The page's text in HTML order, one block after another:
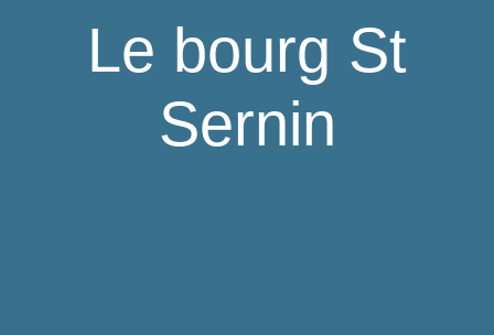
Le bourg St
Sernin